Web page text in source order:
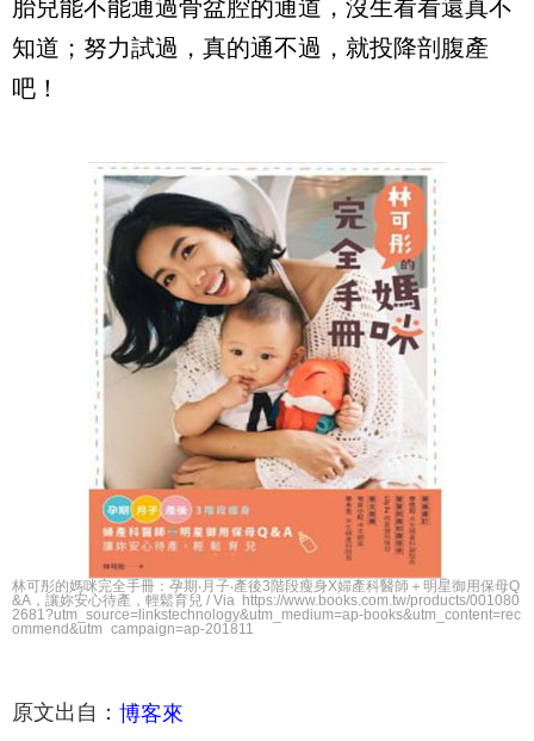
胎兒能不能通過骨盆腔的通道，沒生看看還真不
知道；努力試過，真的通不過，就投降剖腹產
吧！
林可彤的媽咪完全手冊：孕期‧月子‧產後3階段瘦身X婦產科醫師＋明星御用保母Q
&A，讓妳安心待產，輕鬆育兒 / Via https://www.books.com.tw/products/001080
2681?utm_source=linkstechnology&utm_medium=ap-books&utm_content=rec
ommend&utm_campaign=ap-201811
原文出自： 博客來